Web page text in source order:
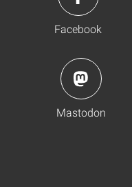
Facebook
Mastodon